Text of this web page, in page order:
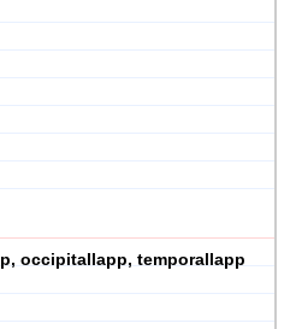
occipitallapp, temporallapp